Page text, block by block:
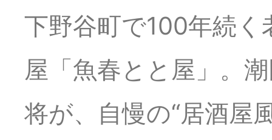
下野谷町で100年続く
屋「魚春とと屋」。
将が、自慢の“居酒屋